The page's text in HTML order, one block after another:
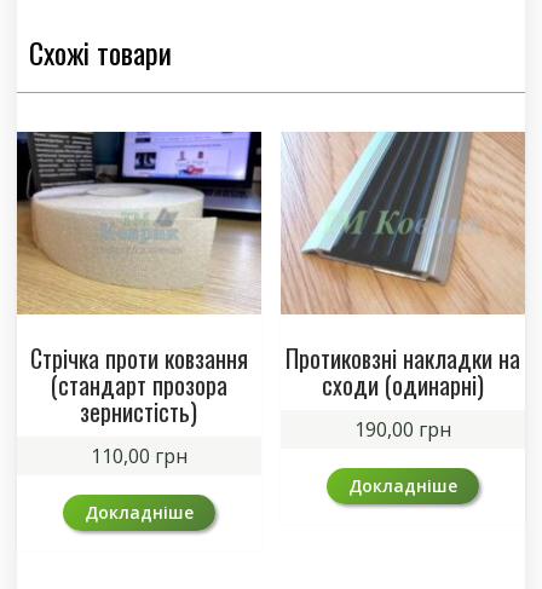
Схожі товари
Стрічка проти ковзання
(стандарт прозора
зернистість)
110,00 грн
Докладніше
Протиковзні накладки на
сходи (одинарні)
190,00 грн
Докладніше